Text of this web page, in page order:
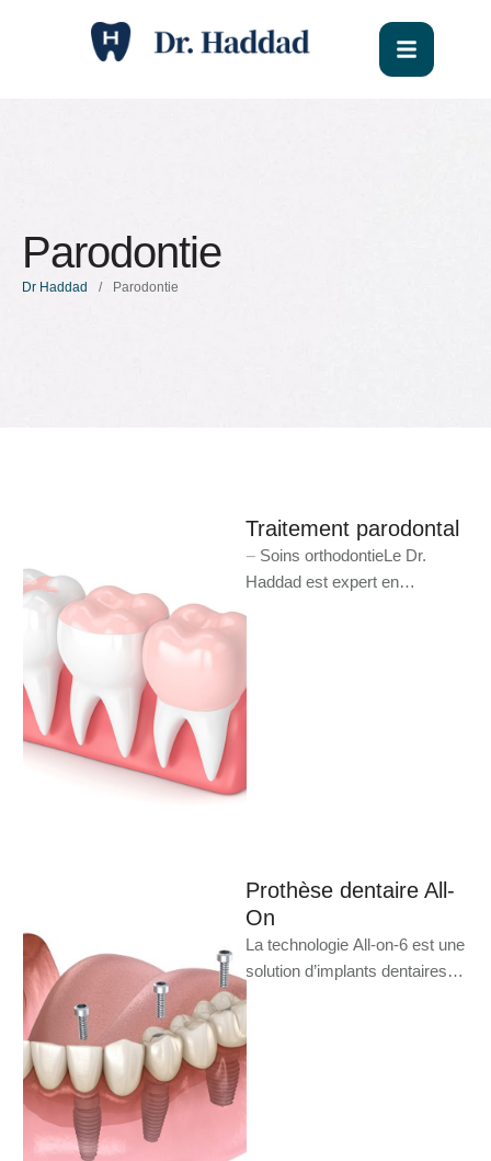
Parodontie
Dr Haddad / Parodontie
Traitement parodontal
⏤ Soins orthodontieLe Dr.
Haddad est expert en
Prothèse dentaire All-
On
La technologie All-on-6 est une
solution d’implants dentaires
conçue pour remplacer des
seulement quelques …